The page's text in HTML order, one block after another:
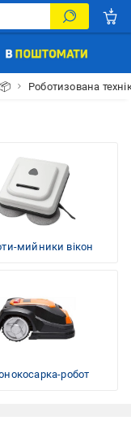
Роботизована
мийники вікон
робот